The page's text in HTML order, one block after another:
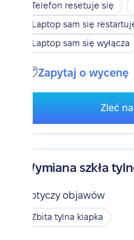
Telefon resetuje się
Laptop sam się
Laptop sam się wyłącza
Zapytaj o wycenę
Zleć
Wymiana szkła
Dotyczy objawów
Zbita tylna klapka